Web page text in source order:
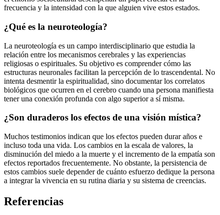
frecuencia y la intensidad con la que alguien vive estos estados.
¿Qué es la neuroteología?
La neuroteología es un campo interdisciplinario que estudia la
relación entre los mecanismos cerebrales y las experiencias
religiosas o espirituales. Su objetivo es comprender cómo las
estructuras neuronales facilitan la percepción de lo trascendental. No
intenta desmentir la espiritualidad, sino documentar los correlatos
biológicos que ocurren en el cerebro cuando una persona manifiesta
tener una conexión profunda con algo superior a sí misma.
¿Son duraderos los efectos de una visión mística?
Muchos testimonios indican que los efectos pueden durar años e
incluso toda una vida. Los cambios en la escala de valores, la
disminución del miedo a la muerte y el incremento de la empatía son
efectos reportados frecuentemente. No obstante, la persistencia de
estos cambios suele depender de cuánto esfuerzo dedique la persona
a integrar la vivencia en su rutina diaria y su sistema de creencias.
Referencias